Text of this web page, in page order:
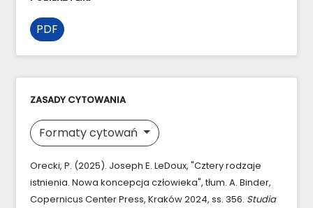
PDF
ZASADY CYTOWANIA
Formaty cytowań
Orecki, P. (2025). Joseph E. LeDoux, "Cztery rodzaje
istnienia. Nowa koncepcja człowieka", tłum. A. Binder,
Copernicus Center Press, Kraków 2024, ss. 356. Studia